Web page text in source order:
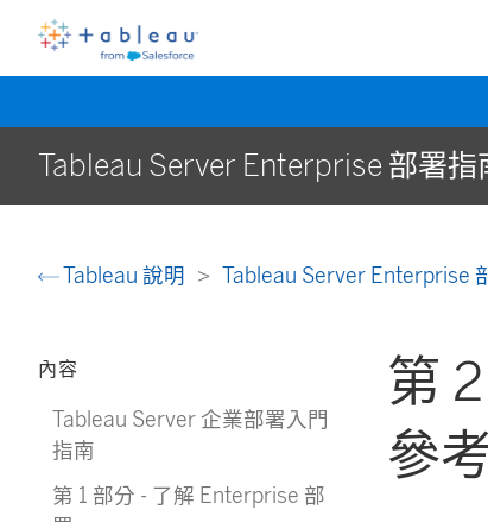
Tableau Server Enterprise 部署指
Tableau 說明 Tableau Server Enterprise
內容
Tableau Server 企業部署入門
指南
第 1 部分 - 了解 Enterprise 部
第
參